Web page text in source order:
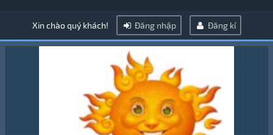
Xin chào quý khách! Đăng nhập Đăng kí